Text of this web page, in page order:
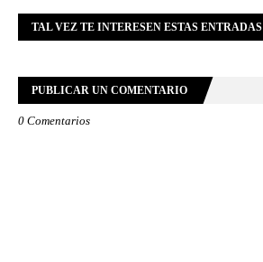
TAL VEZ TE INTERESEN ESTAS ENTRADAS
PUBLICAR UN COMENTARIO
0 Comentarios